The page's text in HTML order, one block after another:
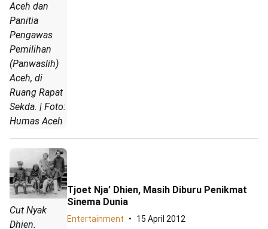
Aceh dan
Panitia
Pengawas
Pemilihan
(Panwaslih)
Aceh, di
Ruang Rapat
Sekda. | Foto:
Humas Aceh
Cut Nyak
Dhien.
Tjoet Nja’ Dhien, Masih Diburu Penikmat
Sinema Dunia
Entertainment 15 April 2012